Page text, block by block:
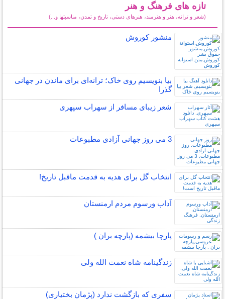
تازه های فرهنگ و هنر
(شعر و ترانه، هنر و هنرمند، هنرهای دستی، تاریخ و تمدن، مناسبتها و...)
منشور کوروش
بیا بنویسیم روی خاک؛ ترانه‌ای برای ماندن در جهانی
گذرا
شعر زیبای مسافر از سهراب سپهری
3 می روز جهانی آزادی مطبوعات
انتخاب گل برای هدیه به قدمت ماقبل تاریخ!
آداب ورسوم مردم ارمنستان
پارچا بیشمه (پارچه بران )
زندگینامه شاه نعمت الله ولی
سفری که بازگشت ندارد (پژمان بختیاری)